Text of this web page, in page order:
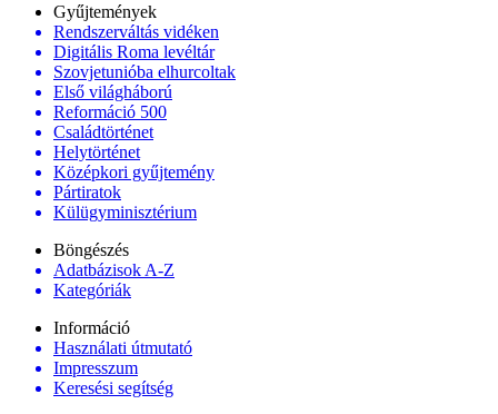
Gyűjtemények
Rendszerváltás vidéken
Digitális Roma levéltár
Szovjetunióba elhurcoltak
Első világháború
Reformáció 500
Családtörténet
Helytörténet
Középkori gyűjtemény
Pártiratok
Külügyminisztérium
Böngészés
Adatbázisok A-Z
Kategóriák
Információ
Használati útmutató
Impresszum
Keresési segítség